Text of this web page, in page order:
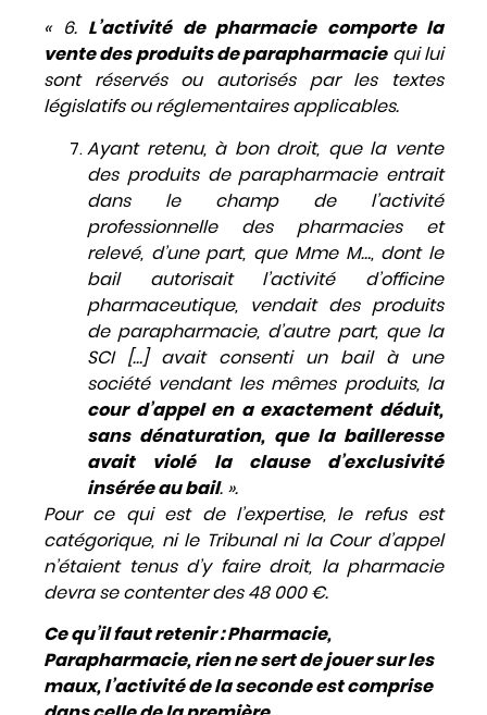
« 6. L’activité de pharmacie comporte la
vente des produits de parapharmaciequi lui
sont réservés ou autorisés par les textes
législatifs ou réglementaires applicables.
Ayant retenu, à bon droit, que la vente
des produits de parapharmacie entrait
dans le champ de l’activité
professionnelle des pharmacies et
relevé, d’une part, que Mme M…, dont le
bail autorisait l’activité d’officine
pharmaceutique, vendait des produits
de parapharmacie, d’autre part, que la
SCI […] avait consenti un bail à une
société vendant les mêmes produits, la
cour d’appel en a exactement déduit,
sans dénaturation, que la bailleresse
avait violé la clause d’exclusivité
insérée au bail. ».
Pour ce qui est de l’expertise, le refus est
catégorique, ni le Tribunal ni la Cour d’appel
n’étaient tenus d’y faire droit, la pharmacie
devra se contenter des 48 000 €.
Ce qu’il faut retenir : Pharmacie,
Parapharmacie, rien ne sert de jouer sur les
maux, l’activité de la seconde est comprise